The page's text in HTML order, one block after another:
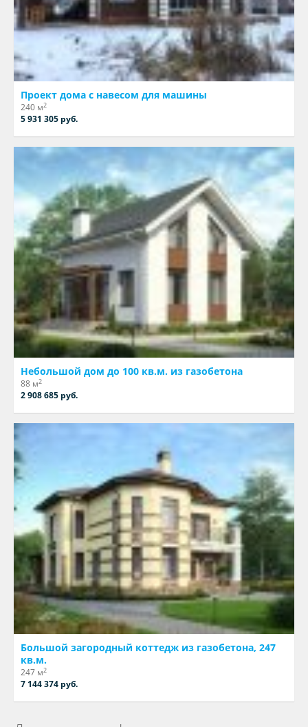
Проект дома с навесом для машины
240 м2
5 931 305 руб.
Небольшой дом до 100 кв.м. из газобетона
88 м2
2 908 685 руб.
Большой загородный коттедж из газобетона, 247
кв.м.
247 м2
7 144 374 руб.